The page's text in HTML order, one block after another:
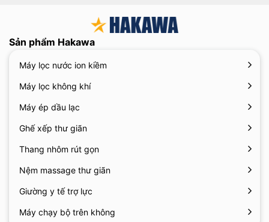
Sản phẩm Hakawa
Máy lọc nước ion kiềm
Máy lọc không khí
Máy ép dầu lạc
Ghế xếp thư giãn
Thang nhôm rút gọn
Nệm massage thư giãn
Giường y tế trợ lực
Máy chạy bộ trên không